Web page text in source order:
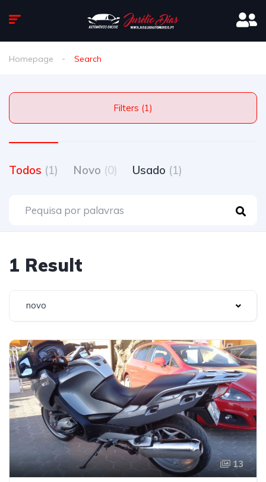
Homepage Search
Filters (1)
Todos (1) Novo (0) Usado (1)
1 Result
novo
13